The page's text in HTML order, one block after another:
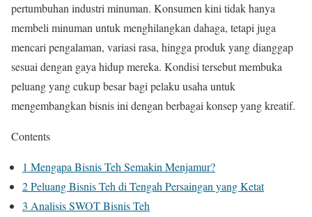
pertumbuhan industri minuman. Konsumen kini tidak hanya
membeli minuman untuk menghilangkan dahaga, tetapi juga
mencari pengalaman, variasi rasa, hingga produk yang dianggap
sesuai dengan gaya hidup mereka. Kondisi tersebut membuka
peluang yang cukup besar bagi pelaku usaha untuk
mengembangkan bisnis ini dengan berbagai konsep yang kreatif.
Contents
1 Mengapa Bisnis Teh Semakin Menjamur?
2Peluang Bisnis Teh di Tengah Persaingan yang Ketat
3 Analisis SWOT Bisnis Teh